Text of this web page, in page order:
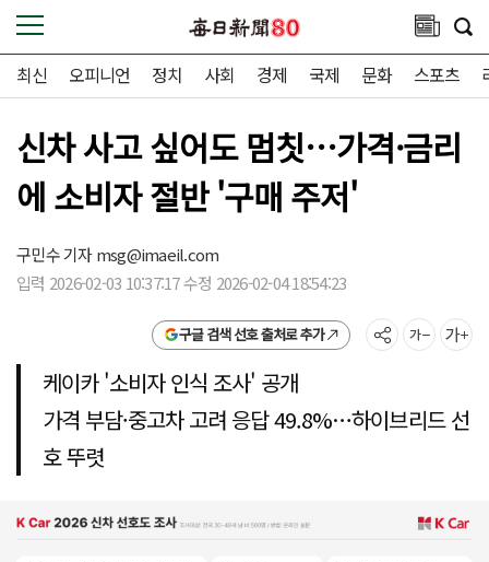
최신 오피니언 정치 사회 경제 국제 문화 스포츠
신차 사고 싶어도 멈칫…가격·금리
에 소비자 절반 '구매 주저'
구민수 기자msg@imaeil.com
입력 2026-02-03 10:37:17 수정 2026-02-04 18:54:23
구글 검색 선호 출처로 추가
케이카 '소비자 인식 조사' 공개
가격 부담·중고차 고려 응답 49.8%…하이브리드 선
호 뚜렷